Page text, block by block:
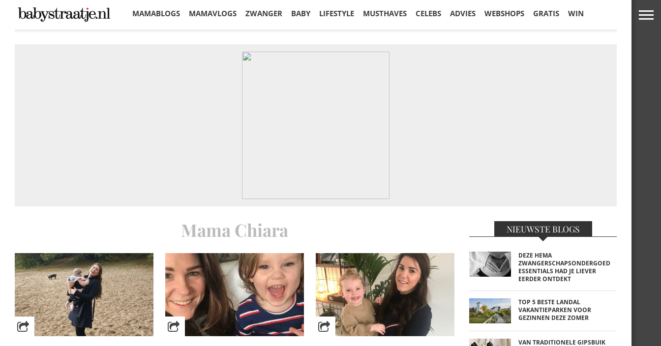
MAMABLOGS MAMAVLOGS ZWANGER BABY LIFESTYLE MUSTHAVES CELEBS ADVIES WEBSHOPS GRATIS WIN
Mama Chiara NIEUWSTE BLOGS
DEZE HEMA
ZWANGERSCHAPSONDERGOED
ESSENTIALS HAD JE LIEVER
EERDER ONTDEKT
TOP 5 BESTE LANDAL
VAKANTIEPARKEN VOOR
GEZINNEN DEZE ZOMER
VAN TRADITIONELE GIPSBUIK